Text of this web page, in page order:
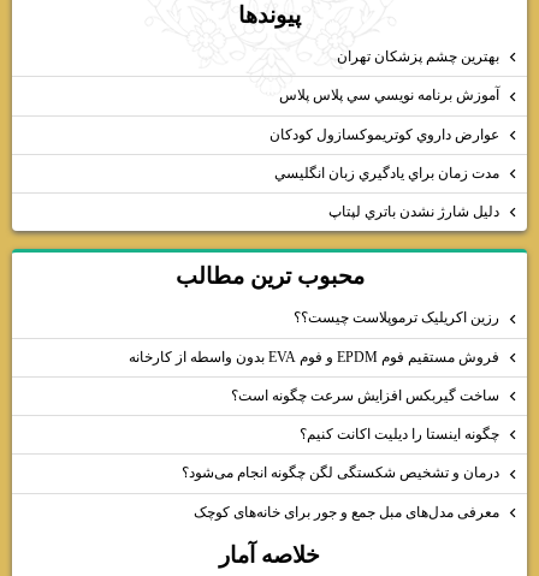
پيوندها
بهترين چشم پزشكان تهران
آموزش برنامه نويسي سي پلاس پلاس
عوارض داروي كوتريموكسازول كودكان
مدت زمان براي يادگيري زبان انگليسي
دليل شارژ نشدن باتري لپتاپ
محبوب ترين مطالب
رزین اکریلیک ترموپلاست چیست؟؟
فروش مستقیم فوم EPDM و فوم EVA بدون واسطه از کارخانه
ساخت گیربکس افزایش سرعت چگونه است؟
چگونه اینستا را دیلیت اکانت کنیم؟
درمان و تشخیص شکستگی لگن چگونه انجام می‌شود؟
معرفی مدل‌های مبل جمع و جور برای خانه‌های کوچک
خلاصه آمار